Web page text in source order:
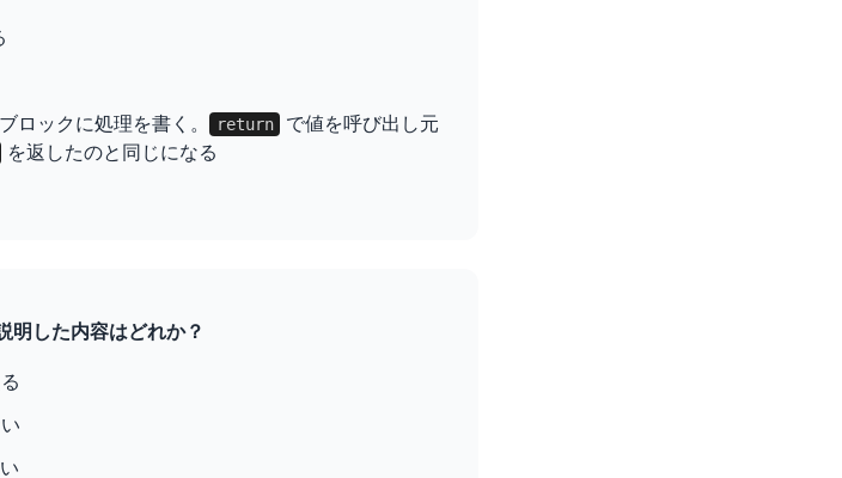
ロックに処理を書く。 return
で値を呼び出し元
を返したのと同じになる
明した内容はどれか？